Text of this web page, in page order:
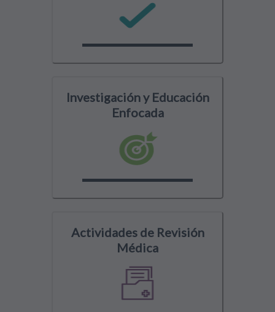
Investigación y Educación
Enfocada
Actividades de Revisión
Médica